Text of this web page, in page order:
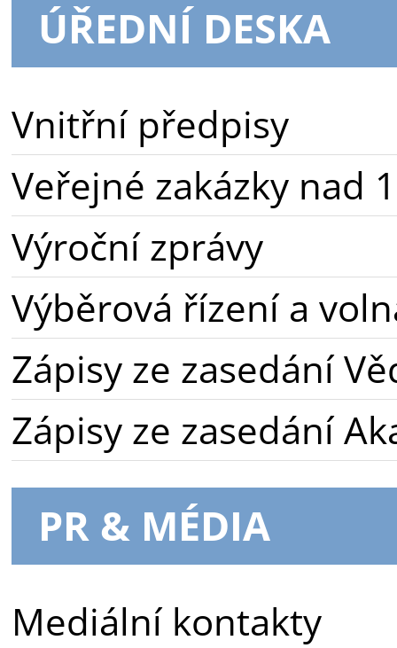
ÚŘEDNÍ DESKA
Vnitřní předpisy
Veřejné zakázky nad
Výroční zprávy
Výběrová řízení a
Zápisy ze zasedání
Zápisy ze zasedání
PR & MÉDIA
Mediální kontakty